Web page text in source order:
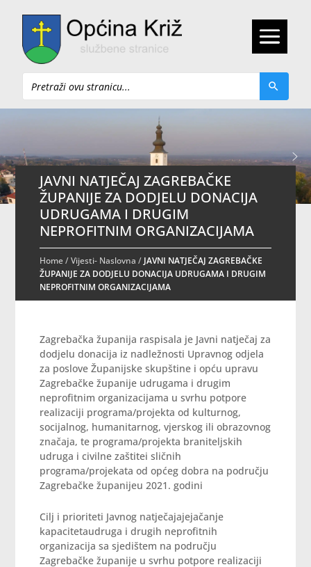
Pretraži
JAVNI NATJEČAJ ZAGREBAČKE
ŽUPANIJE ZA DODJELU DONACIJA
UDRUGAMA I DRUGIM
NEPROFITNIM ORGANIZACIJAMA
Home/Vijesti- Naslovna / JAVNI NATJEČAJ ZAGREBAČKE
ŽUPANIJE ZA DODJELU DONACIJA UDRUGAMA I DRUGIM
NEPROFITNIM ORGANIZACIJAMA
Zagrebačka županija raspisala je Javni natječaj za
dodjelu donacija iz nadležnosti Upravnog odjela
za poslove Županijske skupštine i opću upravu
Zagrebačke županije udrugama i drugim
neprofitnim organizacijama u svrhu potpore
realizaciji programa/projekta od kulturnog,
socijalnog, humanitarnog, vjerskog ili obrazovnog
značaja, te programa/projekta braniteljskih
udruga i civilne zaštitei sličnih
programa/projekata od općeg dobra na području
Zagrebačke županijeu 2021. godini
Cilj i prioriteti Javnog natječajajejačanje
kapacitetaudruga i drugih neprofitnih
organizacija sa sjedištem na području
Zagrebačke županije u svrhu potpore realizaciji